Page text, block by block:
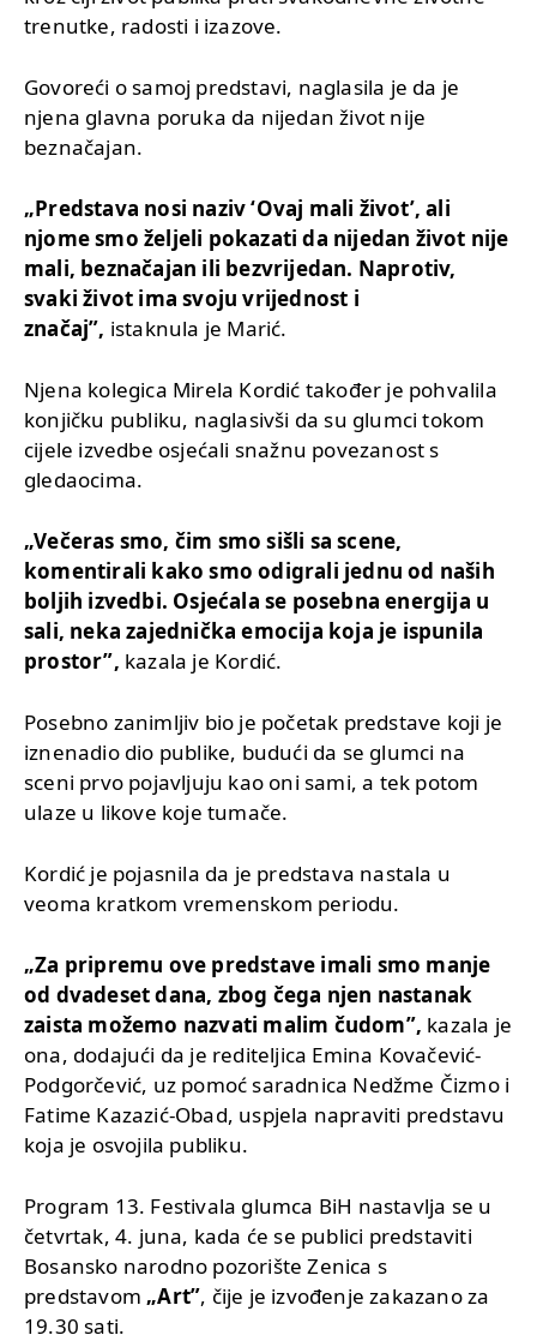
trenutke, radosti i izazove.
Govoreći o samoj predstavi, naglasila je da je
njena glavna poruka da nijedan život nije
beznačajan.
„Predstava nosi naziv ‘Ovaj mali život’, ali
njome smo željeli pokazati da nijedan život nije
mali, beznačajan ili bezvrijedan. Naprotiv,
svaki život ima svoju vrijednost i
značaj”, istaknula je Marić.
Njena kolegica Mirela Kordić također je pohvalila
konjičku publiku, naglasivši da su glumci tokom
cijele izvedbe osjećali snažnu povezanost s
gledaocima.
„Večeras smo, čim smo sišli sa scene,
komentirali kako smo odigrali jednu od naših
boljih izvedbi. Osjećala se posebna energija u
sali, neka zajednička emocija koja je ispunila
prostor”, kazala je Kordić.
Posebno zanimljiv bio je početak predstave koji je
iznenadio dio publike, budući da se glumci na
sceni prvo pojavljuju kao oni sami, a tek potom
ulaze u likove koje tumače.
Kordić je pojasnila da je predstava nastala u
veoma kratkom vremenskom periodu.
„Za pripremu ove predstave imali smo manje
od dvadeset dana, zbog čega njen nastanak
zaista možemo nazvati malim čudom”, kazala je
ona, dodajući da je rediteljica Emina Kovačević-
Podgorčević, uz pomoć saradnica Nedžme Čizmo i
Fatime Kazazić-Obad, uspjela napraviti predstavu
koja je osvojila publiku.
Program 13. Festivala glumca BiH nastavlja se u
četvrtak, 4. juna, kada će se publici predstaviti
Bosansko narodno pozorište Zenica s
predstavom„Art”, čije je izvođenje zakazano za
19.30 sati.